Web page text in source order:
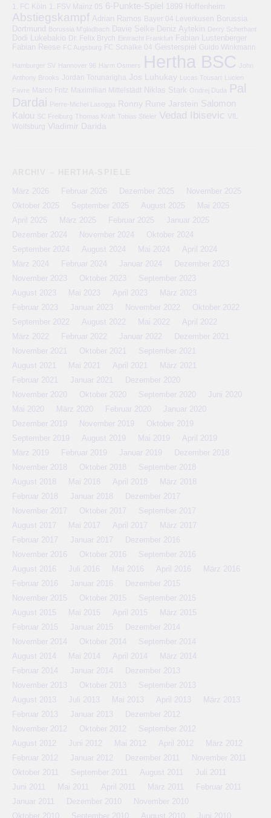
1. FC Köln 1. FSV Mainz 05 6-Punkte-Spiel 1899 Hoffenheim
Abstiegskampf Adrian Ramos Bayer 04 Leverkusen
Borussia
Dortmund
Borussia M'gladbach Davie Selke Deniz Aytekin Derry Scherhant
Dodi Lukebakio Dr. Felix Brych Eintracht Frankfurt Fabian Lustenberger
Fabian Reese FC Augsburg FC Schalke 04 Geisterspiel Guido Winkmann
Hamburger SV Hannover 96 Harm Osmers Hertha BSC
John
Anthony Brooks
Jordan Torunarigha Jos Luhukay Lucas Tousart Lucien
Favre
Marco Fritz Maximilian Mittelstädt Niklas Stark Ondrej Duda Pal
Dardai Pierre-Michel Lasogga Ronny Rune Jarstein Salomon
Kalou SC Freiburg Thomas Kraft Tobias Stieler Vedad Ibisevic
VfL
Wolfsburg
Vladimir Darida
März 2026 Februar 2026 Dezember 2025
November 2025
Oktober 2025
September 2025 August 2025
Mai 2025
April 2025
März 2025 Februar 2025
Januar 2025
Dezember 2024
November 2024
Oktober 2024
September 2024
August 2024 Mai 2024
April 2024
März 2024
Februar 2024 Januar 2024
Dezember 2023
November 2023
Oktober 2023
September 2023
August 2023
Mai 2023 April 2023
März 2023
Februar 2023
Januar 2023 November 2022
Oktober 2022
September 2022
August 2022 Mai 2022
April 2022
März 2022
Februar 2022 Januar 2022
Dezember 2021
November 2021
Oktober 2021
September 2021
August 2021
Mai 2021 April 2021
März 2021
Februar 2021
Januar 2021
Dezember 2020
November 2020
Oktober 2020 September 2020
Juni 2020
Mai 2020
März 2020 Februar 2020
Januar 2020
Dezember 2019
November 2019
Oktober 2019
September 2019
August 2019 Mai 2019
April 2019
März 2019
Februar 2019 Januar 2019
Dezember 2018
November 2018
Oktober 2018
September 2018
August 2018
Mai 2018 April 2018
März 2018
Februar 2018
Januar 2018
Dezember 2017
November 2017
Oktober 2017
September 2017
August 2017
Mai 2017 April 2017
März 2017
Februar 2017
Januar 2017
Dezember 2016
November 2016
Oktober 2016
September 2016
August 2016
Juli 2016 Mai 2016 April 2016
März 2016
Februar 2016
Januar 2016
Dezember 2015
November 2015
Oktober 2015
September 2015
August 2015
Mai 2015 April 2015
März 2015
Februar 2015
Januar 2015
Dezember 2014
November 2014
Oktober 2014
September 2014
August 2014
Mai 2014 April 2014
März 2014
Februar 2014
Januar 2014
Dezember 2013
November 2013
Oktober 2013
September 2013
August 2013
Juli 2013 Mai 2013 April 2013
März 2013
Februar 2013
Januar 2013
Dezember 2012
November 2012
Oktober 2012
September 2012
August 2012
Juni 2012 Mai 2012 April 2012
März 2012
Februar 2012
Januar 2012 Dezember 2011
November 2011
Oktober 2011
September 2011 August 2011
Juli 2011
Juni 2011
Mai 2011 April 2011 März 2011
Februar 2011
Januar 2011
Dezember 2010
November 2010
Oktober 2010
September 2010 August 2010 Juni 2010